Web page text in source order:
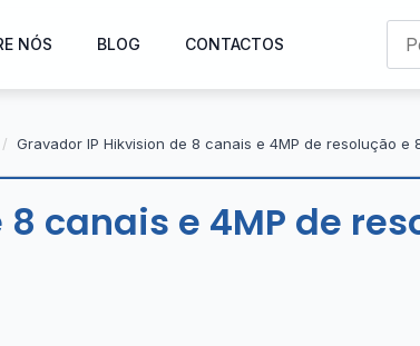
NÓS BLOG CONTACTOS
Gravador IP Hikvision de 8 canais e 4MP de resolução e
canais e 4MP de